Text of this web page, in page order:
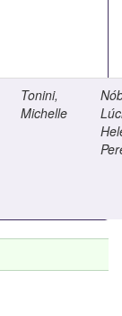
Tonini,
Michelle